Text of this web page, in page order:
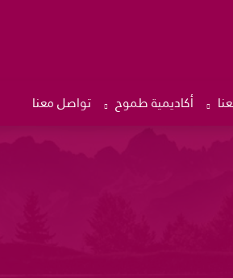
أكاديمية طموح تواصل معنا